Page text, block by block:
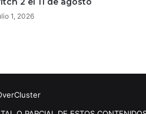
1, 2026